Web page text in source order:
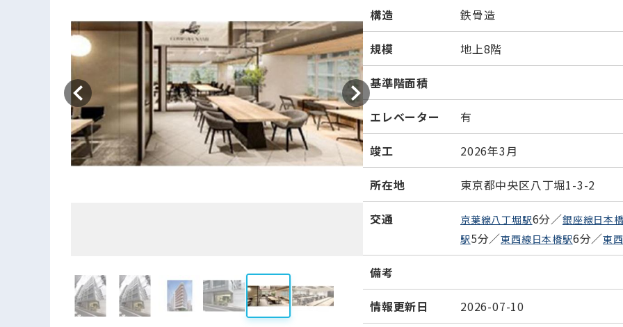
構造 鉄骨造
規模 地上8階
基準階面積
エレベーター 有
竣工 2026年3月
所在地 東京都中央区八丁堀1-3-2
交通 京葉線八丁堀駅6分／銀座線日本
駅5分／東西線日本橋駅6分／東
備考
情報更新日 2026-07-10